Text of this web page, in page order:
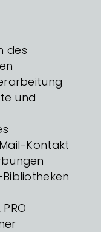
des
und
Kontakt